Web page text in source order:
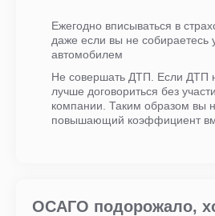
Ежегодно вписываться в
даже если вы не собираетесь
автомобилем
Не совершать ДТП. Если ДТП
лучше договориться без
компании. Таким образом вы
повышающий коэффициент
ОСАГО подорожало,